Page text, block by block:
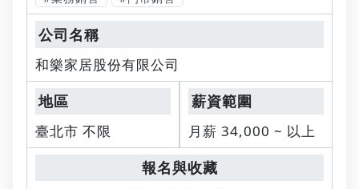
和樂家居股份有限公司
臺北市 不限 月薪 34,000 ~ 以上